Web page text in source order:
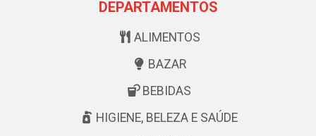
DEPARTAMENTOS
ALIMENTOS
BAZAR
BEBIDAS
HIGIENE, BELEZA E SAÚDE